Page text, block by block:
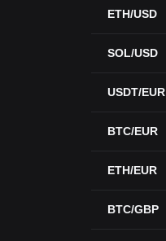
ETH/USD
SOL/USD
USDT/EUR
BTC/EUR
ETH/EUR
BTC/GBP